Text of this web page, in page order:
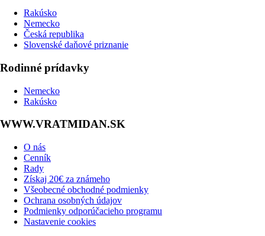
Rakúsko
Nemecko
Česká republika
Slovenské daňové priznanie
Rodinné prídavky
Nemecko
Rakúsko
WWW.VRATMIDAN.SK
O nás
Cenník
Rady
Získaj 20€ za známeho
Všeobecné obchodné podmienky
Ochrana osobných údajov
Podmienky odporúčacieho programu
Nastavenie cookies